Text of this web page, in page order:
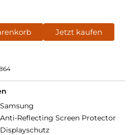
Jetzt kaufen
Samsung
Anti-Reflecting Screen Protector
Displayschutz